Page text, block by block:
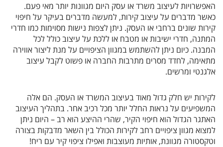
האפשרויות לעיצוב משרד או עסק היום מגוונות יותר מאי פעם.
כאשר מדברים על עיצוב קירות, למעשה מדברים בעיקר על חיפוי
קירות שונים ברחבי או העסק. ניתן לצפות נישות מסוימות כמו חדרי
המתנה, חדרי ישיבות או מטבח או ללכת על עיצוב כולל לכל
המבנה. כיום ניתן להשתמש במגוון הציפויים על מנת ליצור אווירה
מתאימה, לחדד מסרים מתרבות החברה או פשוט לקבל עיצוב
אלגנטי ומרשים.
לקירות יש חלק גדול מאוד בעיצוב המשרד או העסק. הם אלה
המשפיעים על נראות החלל יותר מכל רכיב אחר. בתהליך העיצוב
האתגר הגדול הוא חיפוי הקיר, שהרי ההיצע הוא רב – היום ניתן
למצוא מגוון ציפויים רחב לקירות הכולל בין השאר מדבקות בצורה
וטקסטורה מגוונת, אותיות מעוצבות ואפילו ציפוי קיר עם ריח!